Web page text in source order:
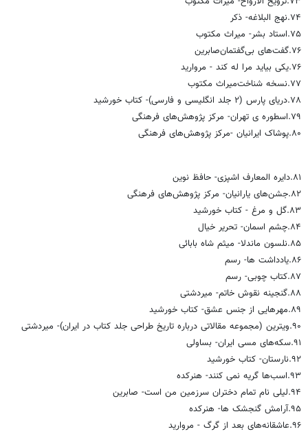
۷۴.نهج البلاغه‌- ذکر
۷۵.استاد بشر- میراث مکتوب
۷۶.گفت‌های بی‌گفتمان‌صابرین
۷۶.یکی بیاید مرا له کند‌ - مروارید
۷۷.نسخه شناخت‌میراث مکتوب
۷۸.دریای پارس (۲ جلد انگلیسی و فارسی)- کتاب خورشید
۷۹.اسطوره ی تهران- مرکز پژوهش‌های فرهنگی
۸۰.پوشاک ایرانیان -مرکز پژوهش‌های فرهنگی
۸۱.دایره المعارف اشپزی- حافظ نوین
۸۲.جشن‌های یارانیان- مرکز پژوهش‌های فرهنگی
۸۳.گل و مرغ - کتاب خورشید
۸۴.چشم اسمان- تحریر خیال
۸۵.نلسون ماندلا‌- میثم شاه بابائی
۸۶.یادداشت ها- رسم
۸۷.کتاب چوبی- رسم
۸۸.گنجینه نقوش خاتم- میردشتی
۸۹.مهرهایی از جنس عشق- کتاب خورشید
۹۰.ویترین (مجموعه مقالاتی درباره تاریخ طراحی جلد کتاب در ایران)- میردشتی
۹۱.سکه‌های مسی ایران- بساولی
۹۲.نارستان‌- کتاب خورشید
۹۳.اسب‌ها گریه نمی کنند‌- هنرکده
۹۴.لیلی نام تمام دختران سرزمین من است- صابرین
۹۵.آرامش گنجشک ها- هنرکده
۹۶.عاشقانه‌های بعد از گرگ‌ - مروارید